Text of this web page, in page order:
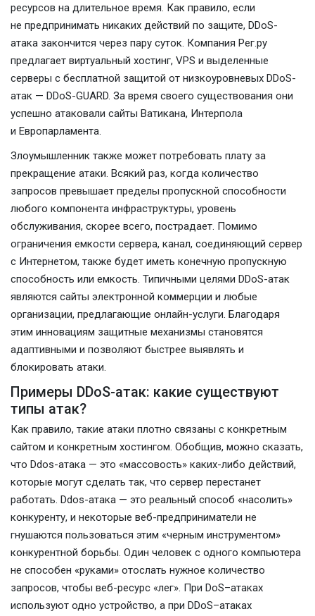
ресурсов на длительное время. Как правило, если
не предпринимать никаких действий по защите, DDoS-
атака закончится через пару суток. Компания Рег.ру
предлагает виртуальный хостинг, VPS и выделенные
серверы с бесплатной защитой от низкоуровневых DDoS-
атак — DDoS-GUARD. За время своего существования они
успешно атаковали сайты Ватикана, Интерпола
и Европарламента.
Злоумышленник также может потребовать плату за
прекращение атаки. Всякий раз, когда количество
запросов превышает пределы пропускной способности
любого компонента инфраструктуры, уровень
обслуживания, скорее всего, пострадает. Помимо
ограничения емкости сервера, канал, соединяющий сервер
с Интернетом, также будет иметь конечную пропускную
способность или емкость. Типичными целями DDoS-атак
являются сайты электронной коммерции и любые
организации, предлагающие онлайн-услуги. Благодаря
этим инновациям защитные механизмы становятся
адаптивными и позволяют быстрее выявлять и
блокировать атаки.
Примеры DDoS-атак: какие существуют
типы атак?
Как правило, такие атаки плотно связаны с конкретным
сайтом и конкретным хостингом. Обобщив, можно сказать,
что Ddos-атака — это «массовость» каких-либо действий,
которые могут сделать так, что сервер перестанет
работать. Ddos-атака — это реальный способ «насолить»
конкуренту, и некоторые веб-предприниматели не
гнушаются пользоваться этим «черным инструментом»
конкурентной борьбы. Один человек с одного компьютера
не способен «руками» отослать нужное количество
запросов, чтобы веб-ресурс «лег». При DoS–атаках
используют одно устройство, а при DDoS–атаках